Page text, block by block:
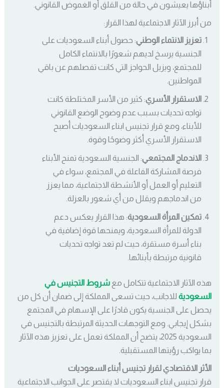
أبناؤها يعيشون في حالة من القلق أو الغموض القانوني.
من أبرز الآثار الاجتماعية لهذا القرار:
تعزيز الانتماء الوطني: حصول أبناء السعوديات على
الجنسية يرسخ لديهم شعورًا بالانتماء الكامل
للمجتمع، ويزيل الحواجز التي كانت تفصلهم عن باقي
المواطنين.
الاستقرار الأسري: كثير من الأسر المختلطة كانت
تواجه تحديات بسبب عدم وضوح الوضع القانوني
للأبناء، ومع قرار تجنيس ابناء السعوديات أصبح
الاستقرار الأسري أكثر وضوحًا وقوة.
الاندماج المجتمعي: الجنسية السعودية تمنح الأبناء
فرصة المشاركة الفاعلة في المجتمع، سواء في
التعليم أو العمل أو الأنشطة الاجتماعية، مما يعزز
من اندماجهم ويقلل من أي شعور بالعزلة.
تمكين المرأة السعودية: هذا القرار يعكس دعم
الدولة للمرأة السعودية، ويمنحها قوة إضافية في
بناء أسرة مستقرة، حيث لم تعد تواجه تحديات
قانونية مرتبطة بأبنائها.
هذه الآثار الاجتماعية تتكامل مع شروط التجنيس في
السعودية للاجانب، حيث تسعى المملكة إلى ضمان أن كل من
يحصل على الجنسية يكون قادرًا على الإسهام في المجتمع
بشكل إيجابي. ومع التوجهات الحديثة المرتبطة بالتجنيس في
السعودية 2025، يتضح أن المملكة تعمل على تعزيز هذه الآثار
بما يواكب رؤيتها المستقبلية.
الأثر الاقتصادي لقرار تجنيس أبناء السعوديات
قرار تجنيس ابناء السعوديات لا يقتصر على الجوانب الاجتماعية